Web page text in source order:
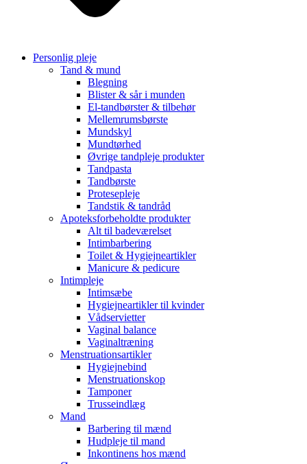
Personlig pleje
Tand & mund
Blegning
Blister & sår i munden
El-tandbørster & tilbehør
Mellemrumsbørste
Mundskyl
Mundtørhed
Øvrige tandpleje produkter
Tandpasta
Tandbørste
Protesepleje
Tandstik & tandråd
Apoteksforbeholdte produkter
Alt til badeværelset
Intimbarbering
Toilet & Hygiejneartikler
Manicure & pedicure
Intimpleje
Intimsæbe
Hygiejneartikler til kvinder
Vådservietter
Vaginal balance
Vaginaltræning
Menstruationsartikler
Hygiejnebind
Menstruationskop
Tamponer
Trusseindlæg
Mand
Barbering til mænd
Hudpleje til mand
Inkontinens hos mænd